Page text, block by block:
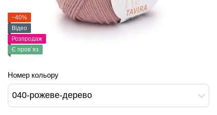
−40%
Відео
Розпродаж
Є пров`яз
Номер кольору
040-рожеве-дерево